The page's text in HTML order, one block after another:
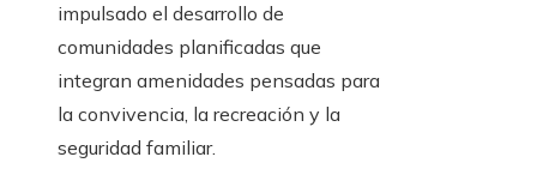
impulsado el desarrollo de
comunidades planificadas que
integran amenidades pensadas para
la convivencia, la recreación y la
seguridad familiar.